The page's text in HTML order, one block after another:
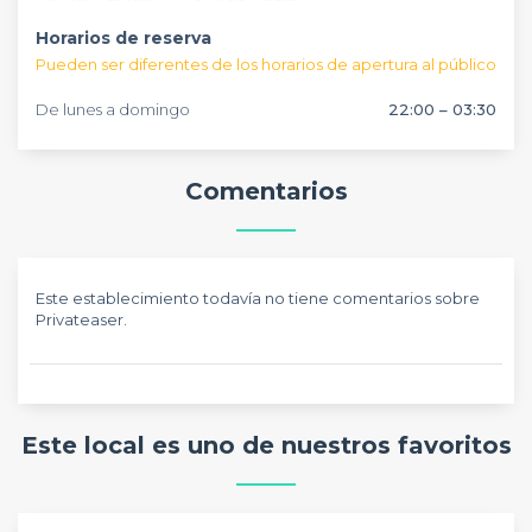
Horarios de reserva
Pueden ser diferentes de los horarios de apertura al público
De lunes a domingo 22:00 – 03:30
Comentarios
Este establecimiento todavía no tiene comentarios sobre
Privateaser.
Este local es uno de nuestros favoritos